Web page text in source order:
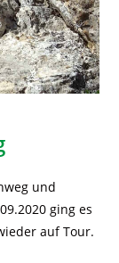
und
ging es
auf Tour.